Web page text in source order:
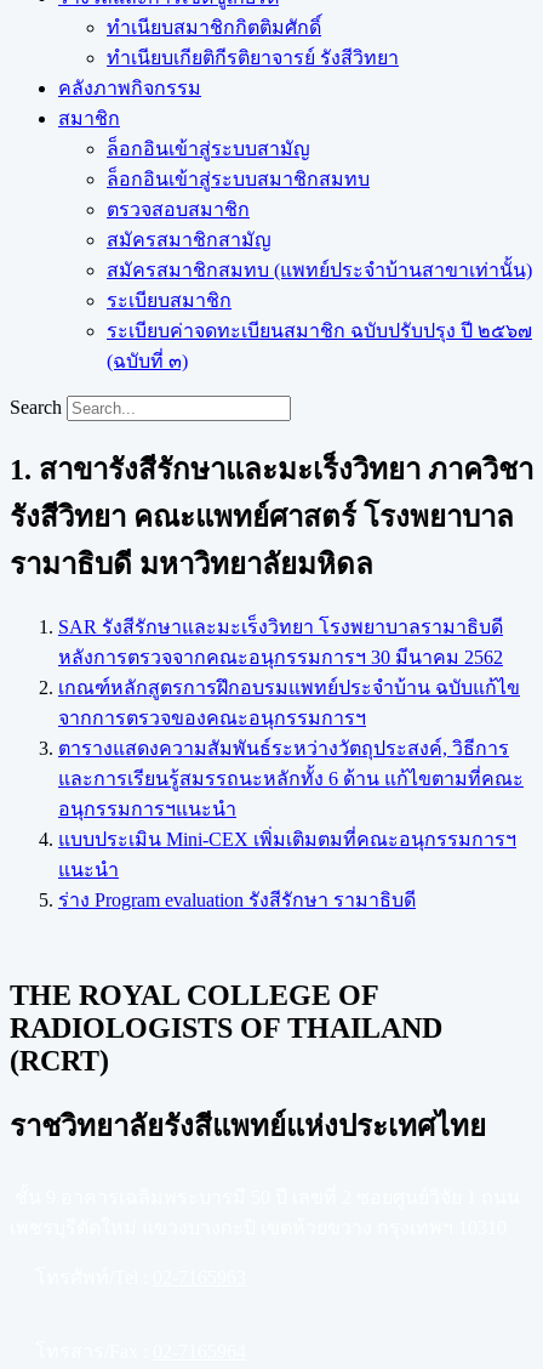
ทำเนียบสมาชิกกิตติมศักดิ์
ทำเนียบเกียติกีรติยาจารย์ รังสีวิทยา
คลังภาพกิจกรรม
สมาชิก
ล็อกอินเข้าสู่ระบบสามัญ
ล็อกอินเข้าสู่ระบบสมาชิกสมทบ
ตรวจสอบสมาชิก
สมัครสมาชิกสามัญ
สมัครสมาชิกสมทบ (แพทย์ประจำบ้านสาขาเท่านั้น)
ระเบียบสมาชิก
ระเบียบค่าจดทะเบียนสมาชิก ฉบับปรับปรุง ปี ๒๕๖๗
(ฉบับที่ ๓)
Search
1. สาขารังสีรักษาและมะเร็งวิทยา ภาควิชา
รังสีวิทยา คณะแพทย์ศาสตร์ โรงพยาบาล
รามาธิบดี มหาวิทยาลัยมหิดล
SAR รังสีรักษาและมะเร็งวิทยา โรงพยาบาลรามาธิบดี
หลังการตรวจจากคณะอนุกรรมการฯ 30 มีนาคม 2562
เกณฑ์หลักสูตรการฝึกอบรมแพทย์ประจำบ้าน ฉบับแก้ไข
จากการตรวจของคณะอนุกรรมการฯ
ตารางแสดงความสัมพันธ์ระหว่างวัตถุประสงค์, วิธีการ
และการเรียนรู้สมรรถนะหลักทั้ง 6 ด้าน แก้ไขตามที่คณะ
อนุกรรมการฯแนะนำ
แบบประเมิน Mini-CEX เพิ่มเติมตมที่คณะอนุกรรมการฯ
แนะนำ
ร่าง Program evaluation รังสีรักษา รามาธิบดี
THE ROYAL COLLEGE OF
RADIOLOGISTS OF THAILAND
(RCRT)
ราชวิทยาลัยรังสีแพทย์แห่งประเทศไทย